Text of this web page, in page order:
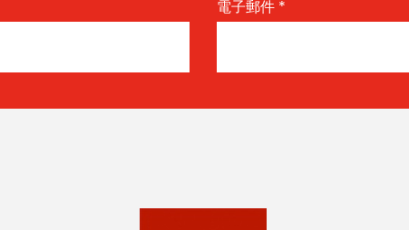
電子郵件 *